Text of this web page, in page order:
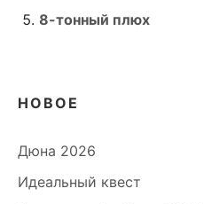
8-тонный плюх
НОВОЕ
Дюна 2026
Идеальный квест